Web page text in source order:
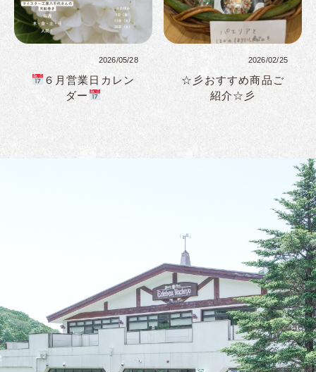
2026/05/28
６月営業日カレン
ダー
2026/02/25
☆彡おすすめ商品ご
紹介☆彡